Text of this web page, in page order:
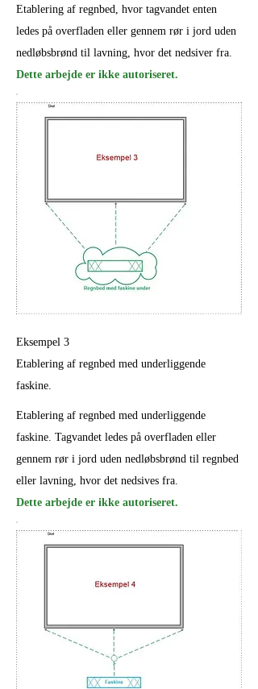
Etablering af regnbed, hvor tagvandet enten
ledes på overfladen eller gennem rør i jord uden
nedløbsbrønd til lavning, hvor det nedsiver fra.
Dette arbejde er ikke autoriseret.
Eksempel 3
Etablering af regnbed med underliggende
faskine.
Etablering af regnbed med underliggende
faskine. Tagvandet ledes på overfladen eller
gennem rør i jord uden nedløbsbrønd til regnbed
eller lavning, hvor det nedsives fra.
Dette arbejde er ikke autoriseret.